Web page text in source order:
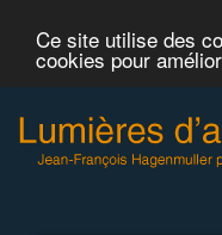
Ce site utilise des
cookies pour